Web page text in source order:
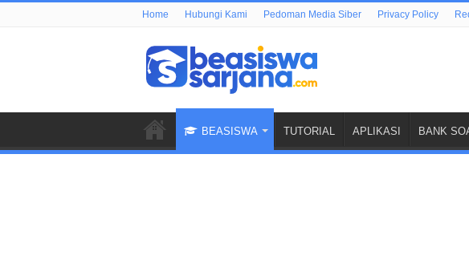
Home Hubungi Kami Pedoman Media Siber Privacy Policy
BEASISWA TUTORIAL APLIKASI BANK